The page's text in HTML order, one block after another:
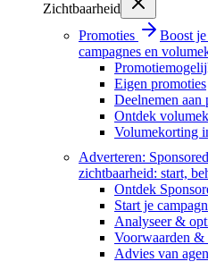
Zichtbaarheid
Promoties
Boost
campagnes en
Eigen promoties
Deelnemen aan
Ontdek
Volumekorting
Adverteren:
zichtbaarheid: start,
Ontdek
Start je
Analyseer &
Voorwaarden &
Advies van